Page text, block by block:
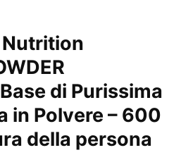
di Purissima
in Polvere – 600
della persona